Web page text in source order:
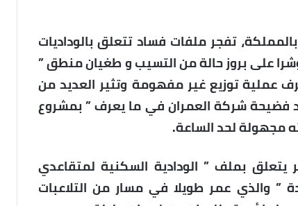
تفجر ملفات فساد تتعلق بالوداديات
على بروز حالة من التسيب و طغيان منطق ”
عملية توزيع غير مفهومة وتثير العديد من
فضيحة شركة العمران في ما يعرف ” بمشروع
مجهولة لحد الساعة.
بملف ” الودادية السكنية لمتقاعدي
” والذي عمر طويلا في مسار من التلاعبات